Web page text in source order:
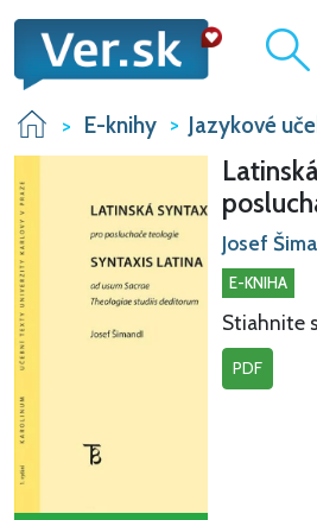
E-knihy Jazykové
Josef
E-KNIHA
Stiahnite
PDF